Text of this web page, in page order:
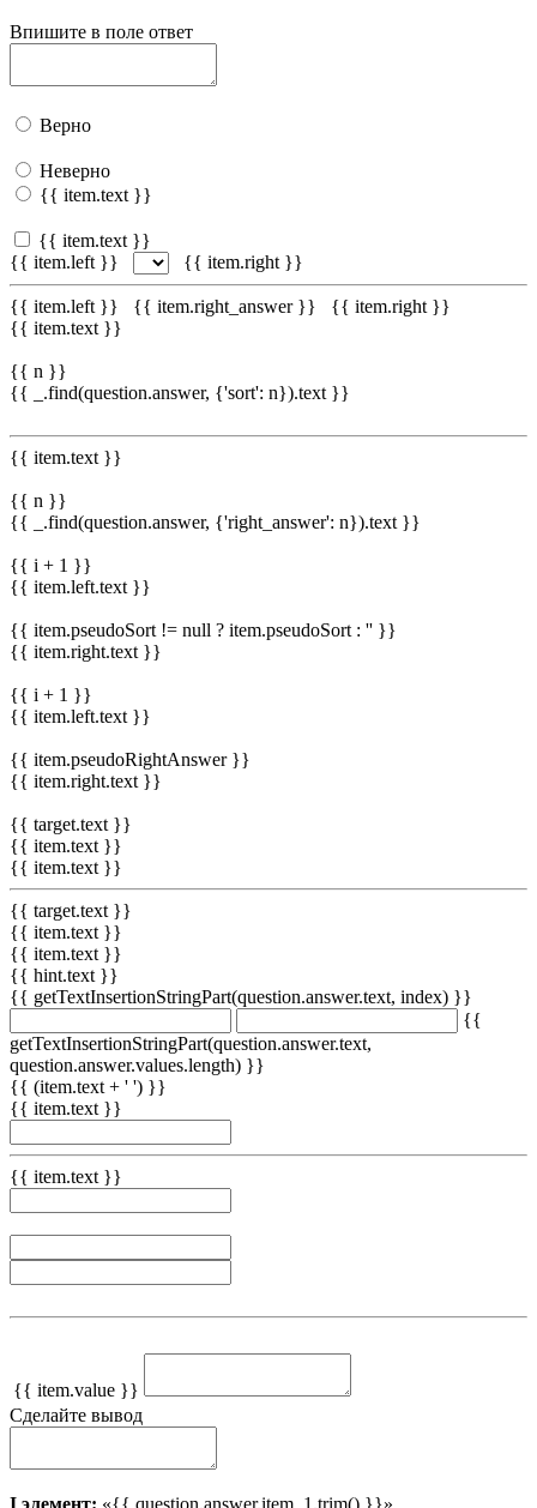
Впишите в поле ответ
Верно
Неверно
{{ item.text }}
{{ item.text }}
{{ item.left }}
{{ item.right }}
{{ item.left }} {{ item.right_answer }}
{{ item.right }}
{{ item.text }}
{{ n }}
{{ _.find(question.answer, {'sort': n}).text }}
{{ item.text }}
{{ n }}
{{ _.find(question.answer, {'right_answer': n}).text }}
{{ i + 1 }}
{{ item.left.text }}
{{ item.pseudoSort != null ? item.pseudoSort : '' }}
{{ item.right.text }}
{{ i + 1 }}
{{ item.left.text }}
{{ item.pseudoRightAnswer }}
{{ item.right.text }}
{{ target.text }}
{{ item.text }}
{{ item.text }}
{{ target.text }}
{{ item.text }}
{{ item.text }}
{{ hint.text }}
{{ getTextInsertionStringPart(question.answer.text, index) }}
{{
getTextInsertionStringPart(question.answer.text,
question.answer.values.length) }}
{{ (item.text + ' ') }}
{{ item.text }}
{{ item.text }}
{{ item.value }}
Сделайте вывод
I элемент: «{{ question.answer.item_1.trim() }}»